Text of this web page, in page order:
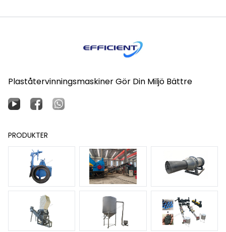
Plaståtervinningsmaskiner Gör Din Miljö Bättre
PRODUKTER